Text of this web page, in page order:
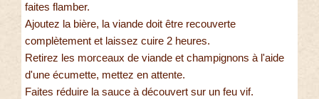
faites flamber.
Ajoutez la bière, la viande doit être recouverte
complètement et laissez cuire 2 heures.
Retirez les morceaux de viande et champignons à l'aide
d'une écumette, mettez en attente.
Faites réduire la sauce à découvert sur un feu vif.